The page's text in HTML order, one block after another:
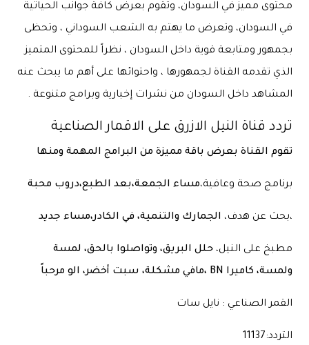
محتوى مميز في السودان، وتقوم بعرض كافة جوانب الحياتية
في السودان، وتعرض ما يهتم به الشعب السوداني ، وتحظى
بجمهور ومتابعة قوية داخل السودان ، نظراً للمحتوى المتميز
الذي تقدمه القناة لجمهورها ، واحتوائها على أهم ما يبحث عنه
المشاهد داخل السودان من نشرات إخبارية وبرامج متنوعة .
تردد قناة النيل الازرق على الاقمار الصناعية
تقوم القناة بعرض باقة مميزة من البرامج المهمة ومنها
برنامج صحة وعافية،مساء الجمعة،بعد الطبع،دروب محبة
،بحث عن هدف، الجمارك والتنمية، في الكادر،مساء جديد
مطبخ على النيل، حلل البريق، وتواصلوا بالحق، لمسة
ولمسة، كاميرا BN ،مافي مشكلة، سبت أخضر، الو مرحباً
القمر الصناعي : نايل سات
التردد:11137